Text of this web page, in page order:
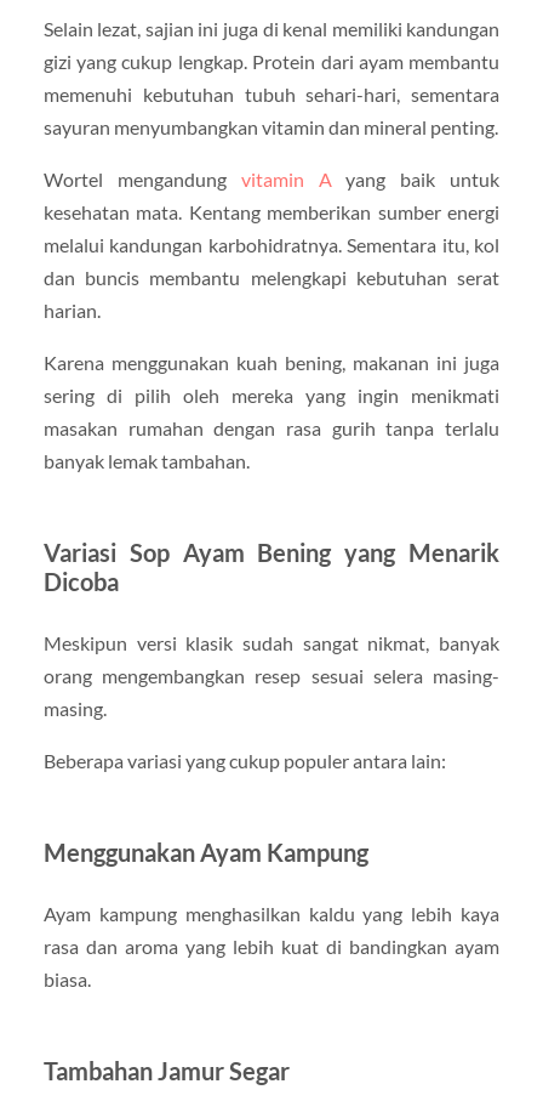
Selain lezat, sajian ini juga di kenal memiliki kandungan
gizi yang cukup lengkap. Protein dari ayam membantu
memenuhi kebutuhan tubuh sehari-hari, sementara
sayuran menyumbangkan vitamin dan mineral penting.
Wortel mengandung vitamin Ayang baik untuk
kesehatan mata. Kentang memberikan sumber energi
melalui kandungan karbohidratnya. Sementara itu, kol
dan buncis membantu melengkapi kebutuhan serat
harian.
Karena menggunakan kuah bening, makanan ini juga
sering di pilih oleh mereka yang ingin menikmati
masakan rumahan dengan rasa gurih tanpa terlalu
banyak lemak tambahan.
Variasi Sop Ayam Bening yang Menarik
Dicoba
Meskipun versi klasik sudah sangat nikmat, banyak
orang mengembangkan resep sesuai selera masing-
masing.
Beberapa variasi yang cukup populer antara lain:
Menggunakan Ayam Kampung
Ayam kampung menghasilkan kaldu yang lebih kaya
rasa dan aroma yang lebih kuat di bandingkan ayam
biasa.
Tambahan Jamur Segar